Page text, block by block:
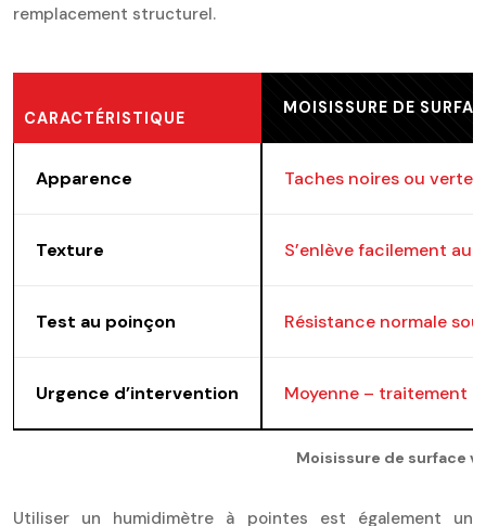
remplacement structurel.
Moisissure de surface
CARACTÉRISTIQUE
MOISISSURE DE
Apparence Taches noires ou
Texture S’enlève facilement au
Test au poinçon Résistance normale
Urgence d’intervention Moyenne – traitement
Utiliser un humidimètre à pointes est également un